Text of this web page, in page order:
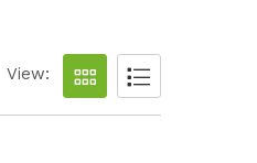
View: